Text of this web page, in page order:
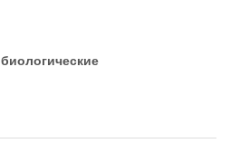
биологическиe